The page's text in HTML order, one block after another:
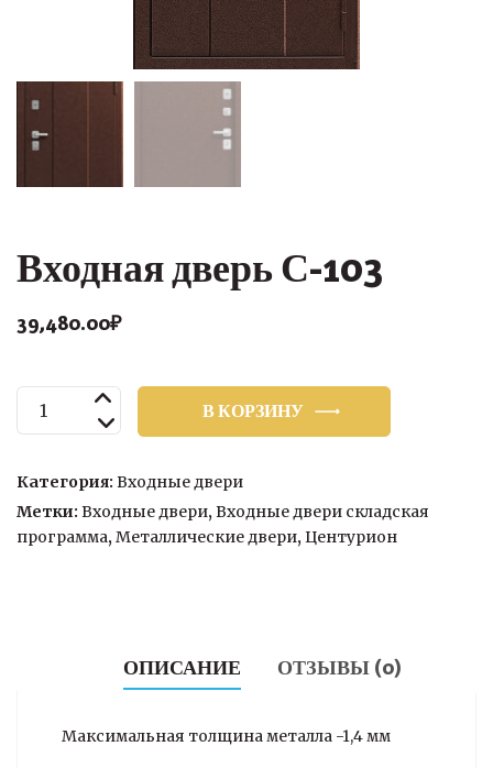
Входная дверь С-103
39,480.00₽
Количество
товара
дверь
В КОРЗИНУ
Категория: Входные двери
Метки: Входные двери,Входные двери складская
программа,Металлические двери,Центурион
ОПИСАНИЕ ОТЗЫВЫ (0)
Максимальная толщина металла -1,4 мм